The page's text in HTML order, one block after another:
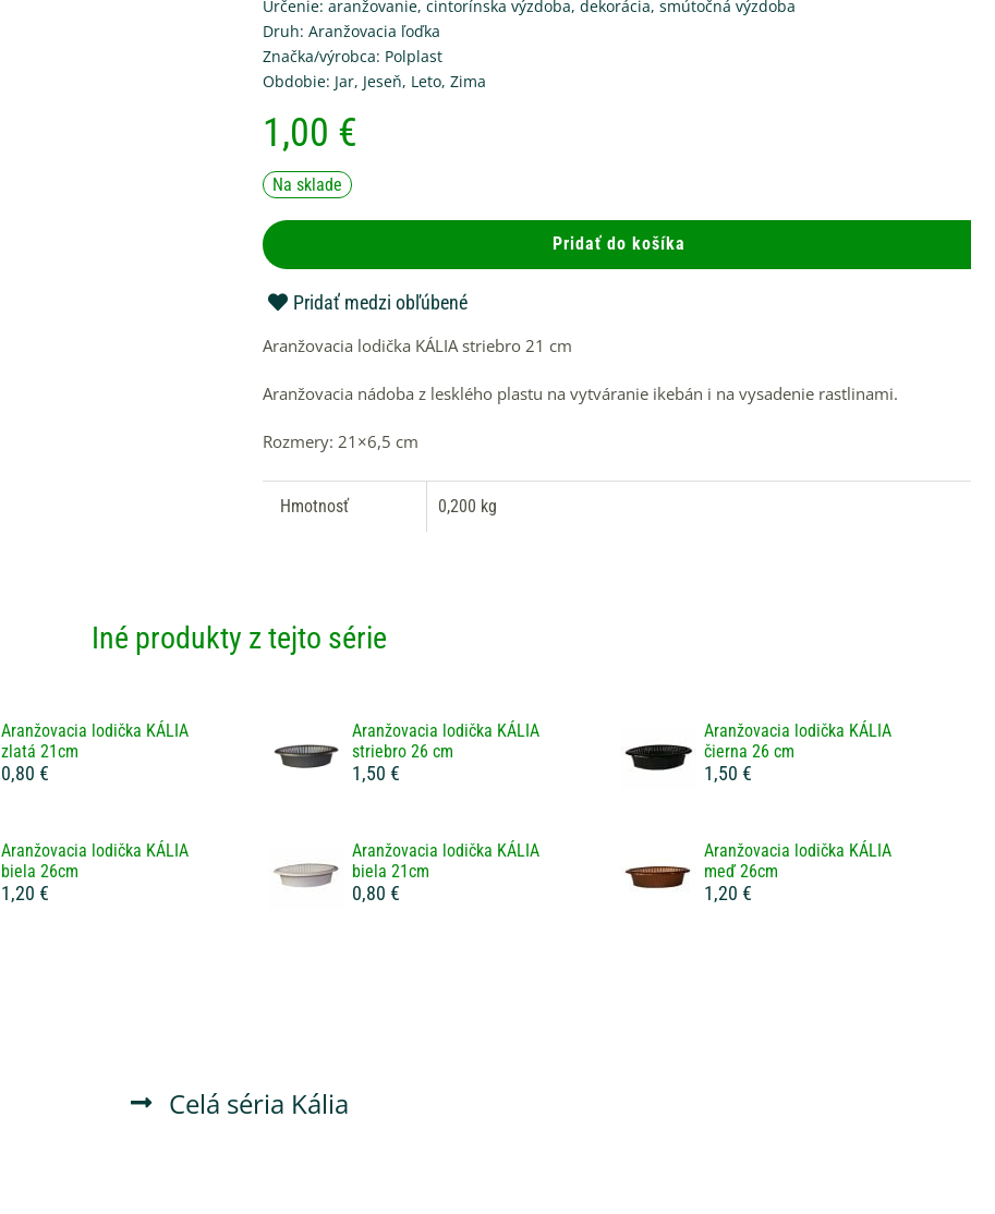
Určenie: aranžovanie, cintorínska výzdoba, dekorácia, smútočná výzdoba
Druh: Aranžovacia ľoďka
Značka/výrobca: Polplast
Obdobie: Jar, Jeseň, Leto, Zima
1,00 €
Na sklade
Pridať do košíka
Pridať medzi obľúbené
Aranžovacia lodička KÁLIA striebro 21 cm
Aranžovacia nádoba z lesklého plastu na vytváranie ikebán i na vysadenie rastlinami.
Rozmery: 21×6,5 cm
Hmotnosť 0,200 kg
Iné produkty z tejto série
Aranžovacia lodička KÁLIA
zlatá 21cm
0,80 €
Aranžovacia lodička KÁLIA
striebro 26 cm
1,50 €
Aranžovacia lodička KÁLIA
čierna 26 cm
1,50 €
Aranžovacia lodička KÁLIA
biela 26cm
1,20 €
Aranžovacia lodička KÁLIA
biela 21cm
0,80 €
Aranžovacia lodička KÁLIA
meď 26cm
1,20 €
Celá séria Kália